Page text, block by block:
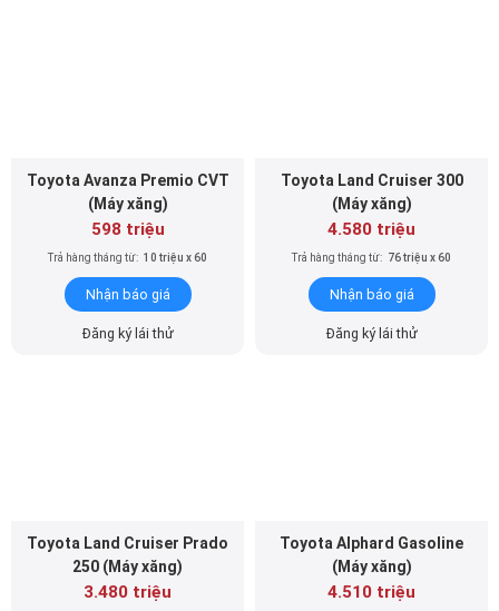
Toyota Avanza Premio CVT
(Máy xăng)
598 triệu
Trả hàng tháng từ: 10 triệu x 60
Nhận báo giá
Đăng ký lái thử
Toyota Land Cruiser 300
(Máy xăng)
4.580 triệu
Trả hàng tháng từ: 76 triệu x 60
Nhận báo giá
Đăng ký lái thử
Toyota Land Cruiser Prado
250 (Máy xăng)
3.480 triệu
Toyota Alphard Gasoline
(Máy xăng)
4.510 triệu